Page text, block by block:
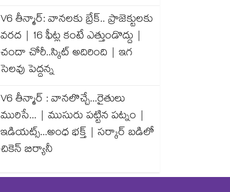
V6 తీన్మార్: వానలకు బ్రేక్.. ప్రాజెక్టులకు
వరద | 16 ఫీట్ల కంటే ఎత్తుండొద్దు |
చందా చోరీ..స్కిట్ అదిరింది | ఇగ
సెలవు పెద్దన్న
V6 తీన్మార్ : వానలొచ్చే...రైతులు
మురిసే... | ముసురు పట్టిన పట్నం |
ఇడియట్స్...అంధ భక్త్ | సర్కార్ బడిలో
చికెన్ బిర్యానీ